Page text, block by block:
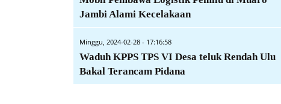
Jambi Alami Kecelakaan
Minggu, 2024-02-28 - 17:16:58
Waduh KPPS TPS VI Desa teluk Rendah Ulu
Bakal Terancam Pidana